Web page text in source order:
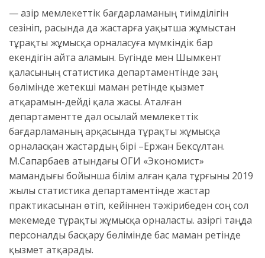
— Қазір мемлекеттік бағдарламаның тиімділігін
сезініп, расында да жастарға уақытша жұмыстан
тұрақты жұмысқа орналасуға мүмкіндік бар
екендігін айта аламын. Бүгінде мен Шымкент
қаласының статистика департаментінде заң
бөлімінде жетекші маман ретінде қызмет
атқарамын-дейді қала жасы. Аталған
департаментте дәл осылай мемлекеттік
бағдарламаның арқасында тұрақты жұмысқа
орналасқан жастардың бірі –Ержан Бексұлтан.
М.Сапарбаев атындағы ОҚГИ «Экономист»
мамандығы бойынша білім алған қала тұрғыны 2019
жылы статистика департаментінде жастар
практикасынан өтіп, кейіннен тәжірибеден соң сол
мекемеде тұрақты жұмысқа орналасты. Қазіргі таңда
персоналды басқару бөлімінде бас маман ретінде
қызмет атқарады.